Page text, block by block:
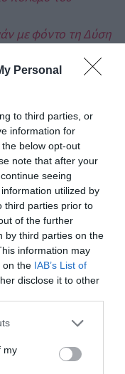
Personal
to third parties, or
information for
below opt-out
note that after your
seeing
utilized by
third parties prior to
of the further
by third parties on the
information may
on the IAB’s List of
disclose it to other
or more Google
You may click to
third-party tags to
my
με φόντο τη Δύση
ο Τικνιζιάν
καθώς η ρωσική